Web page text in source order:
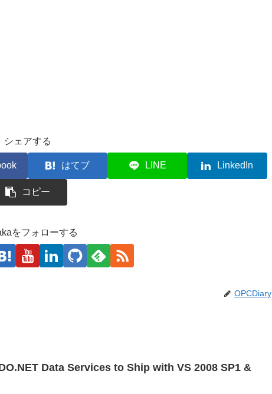
シェアする
はてブ LINE LinkedIn
コピー
をフォローする
OPCDiary
Data Services to Ship with VS 2008 SP1 &